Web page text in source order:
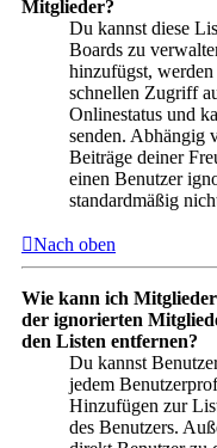
Mitglieder?
Du kannst diese
Boards zu
hinzufügst,
schnellen Zugriff
Onlinestatus und
senden. Abhängig
Beiträge deiner
einen Benutzer
standardmäßig
Nach oben
Wie kann ich
der ignorierten
den Listen entfernen?
Du kannst
jedem
Hinzufügen zur
des Benutzers.